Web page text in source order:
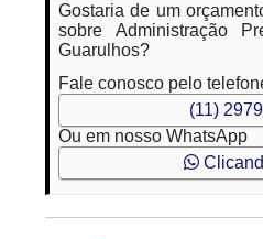
Gostaria de um
sobre Administração
Guarulhos?
Fale conosco pelo
(11)
Ou em nosso WhatsApp